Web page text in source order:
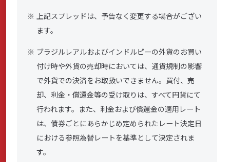
上記スプレッドは、予告なく変更する場合がござい
ます。
ブラジルレアルおよびインドルピーの外貨のお買い
付け時や外貨の売却時においては、通貨規制の影響
で外貨での決済をお取扱いできません。買付、売
却、利金・償還金等の受け取りは、すべて円貨にて
行われます。また、利金および償還金の適用レート
は、債券ごとにあらかじめ定められたレート決定日
における参照為替レートを基準として決定されま
す。